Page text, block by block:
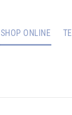
SHOP ONLINE